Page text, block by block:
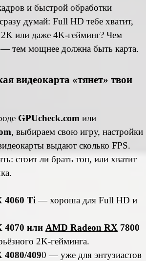
и быстрой обработки
думай: Full HD тебе хватит,
или даже 4K-гейминг? Чем
тем мощнее должна быть карта.
видеокарта «тянет» твои
GPUcheck.com или
, выбираем свою игру, настройки
выдают сколько FPS.
стоит ли брать топ, или хватит
4060 Ti—хороша для Full HD и
4070 или AMD Radeon RX 7800
2K-гейминга.
4080/4090 —уже для энтузиастов